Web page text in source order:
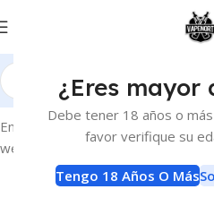
¿Eres mayor
Debe tener 18 años o
favor verifique su
Tengo 18 Años O Más
Inicio
Vaporizadores
Encontra la mayor variedad de
web.